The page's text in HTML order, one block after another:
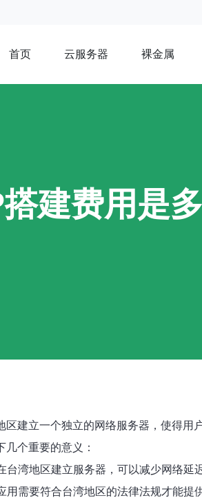
首页 云服务器 裸金属
建费用是
区建立一个独立的网络服务器，使得用
个重要的意义：
湾地区建立服务器，可以减少网络延
用需要符合台湾地区的法律法规才能提